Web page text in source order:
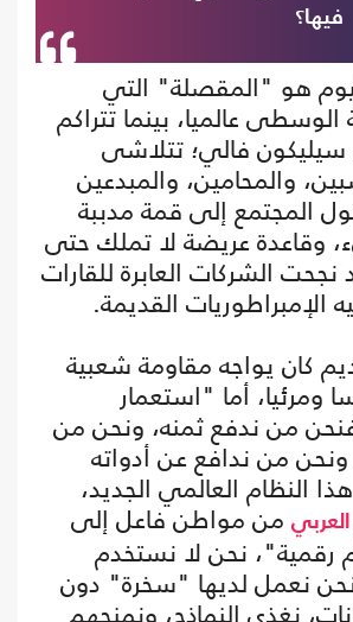
فيها؟
هو "المقصلة" التي
عالميا، بينما تتراكم
سيليكون فالي؛ تتلاشى
والمحامين، والمبدعين
المجتمع إلى قمة مدببة
وقاعدة عريضة لا تملك حتى
الشركات العابرة للقارات
القديمة.
كان يواجه مقاومة شعبية
ومرئيا، أما "استعمار
من ندفع ثمنه، ونحن من
ونحن من ندافع عن أدواته
النظام العالمي الجديد،
العربي من مواطن فاعل إلى
رقمية"، نحن لا نستخدم
نعمل لديها "سخرة" دون
نغذي النماذج، ونمنحهم